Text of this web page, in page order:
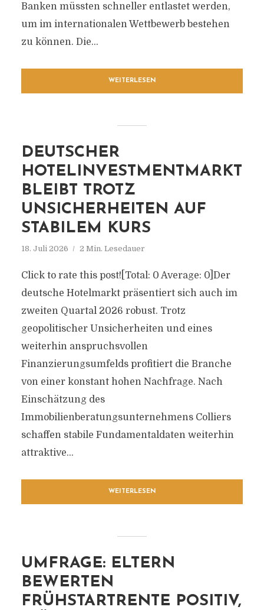
Banken müssten schneller entlastet werden,
um im internationalen Wettbewerb bestehen
zu können. Die...
WEITERLESEN
DEUTSCHER
HOTELINVESTMENTMARKT
BLEIBT TROTZ
UNSICHERHEITEN AUF
STABILEM KURS
18. Juli 2026 2 Min. Lesedauer
Click to rate this post![Total: 0 Average: 0]Der
deutsche Hotelmarkt präsentiert sich auch im
zweiten Quartal 2026 robust. Trotz
geopolitischer Unsicherheiten und eines
weiterhin anspruchsvollen
Finanzierungsumfelds profitiert die Branche
von einer konstant hohen Nachfrage. Nach
Einschätzung des
Immobilienberatungsunternehmens Colliers
schaffen stabile Fundamentaldaten weiterhin
attraktive...
WEITERLESEN
UMFRAGE: ELTERN
BEWERTEN
FRÜHSTARTRENTE POSITIV,